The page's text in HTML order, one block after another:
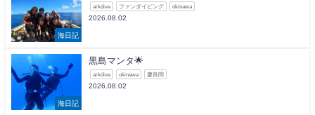
海日記
arkdive ファンダイビング okinawa
2026.08.02
海日記
黒島マンタ🌟
arkdive okinawa 慶良間
2026.08.02